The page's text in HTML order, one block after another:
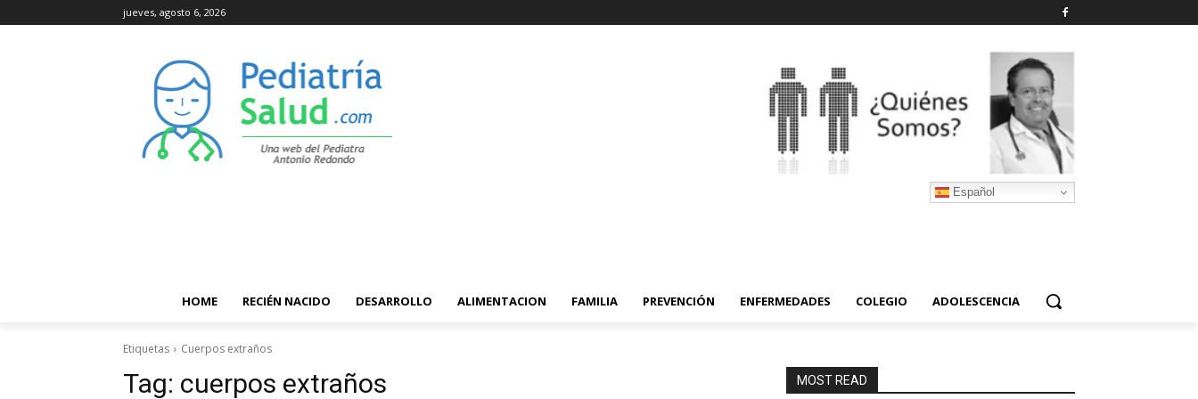
jueves, agosto 6, 2026
Español
HOME RECIÉN NACIDO DESARROLLO ALIMENTACION FAMILIA PREVENCIÓN ENFERMEDADES COLEGIO ADOLESCENCIA
Etiquetas Cuerpos extraños
Tag: cuerpos extraños MOST READ